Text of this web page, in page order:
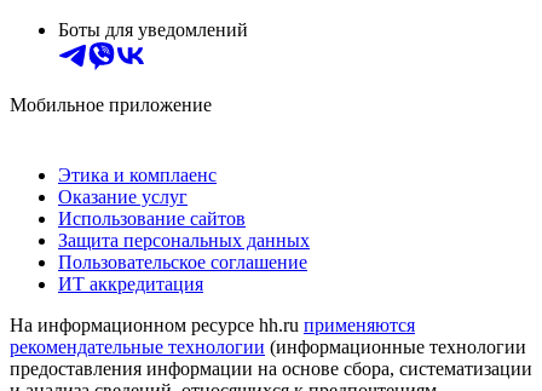
Боты для уведомлений
Мобильное приложение
Этика и комплаенс
Оказание услуг
Использование сайтов
Защита персональных данных
Пользовательское соглашение
ИТ аккредитация
На информационном ресурсе hh.ru применяются
рекомендательные технологии (информационные технологии
предоставления информации на основе сбора, систематизации